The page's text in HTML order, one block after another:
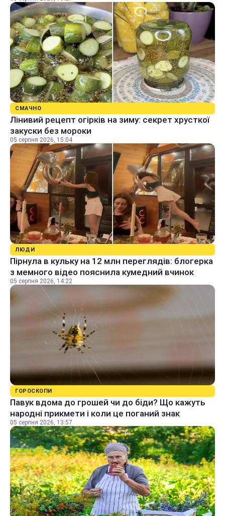
СМАЧНО
Лінивий рецепт огірків на зиму: секрет хрусткої
закуски без мороки
05 серпня 2026, 15:04
ЛЮДИ
Пірнула в кульку на 12 млн переглядів: блогерка
з мемного відео пояснила кумедний вчинок
05 серпня 2026, 14:22
ГОРОСКОПИ
Павук вдома до грошей чи до біди? Що кажуть
народні прикмети і коли це поганий знак
05 серпня 2026, 13:57